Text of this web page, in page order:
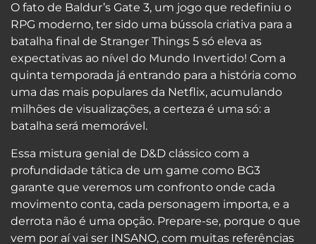
O fato de Baldur’s Gate 3, um jogo que redefiniu o
RPG moderno, ter sido uma bússola criativa para a
batalha final de Stranger Things 5 só eleva as
expectativas ao nível do Mundo Invertido! Com a
quinta temporada já entrando para a história como
uma das mais populares da Netflix, acumulando
milhões de visualizações, a certeza é uma só: a
batalha será memorável.
Essa mistura genial de D&D clássico com a
profundidade tática de um game como BG3
garante que veremos um confronto onde cada
movimento conta, cada personagem importa, e a
derrota não é uma opção. Prepare-se, porque o que
vem por aí vai ser INSANO, com muitas referências